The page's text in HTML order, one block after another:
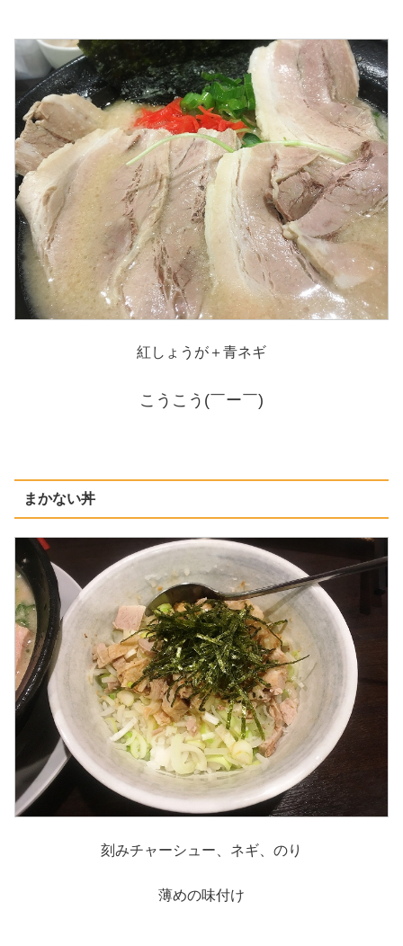
紅しょうが＋青ネギ
こうこう(￣ー￣)
まかない丼
刻みチャーシュー、ネギ、のり
薄めの味付け